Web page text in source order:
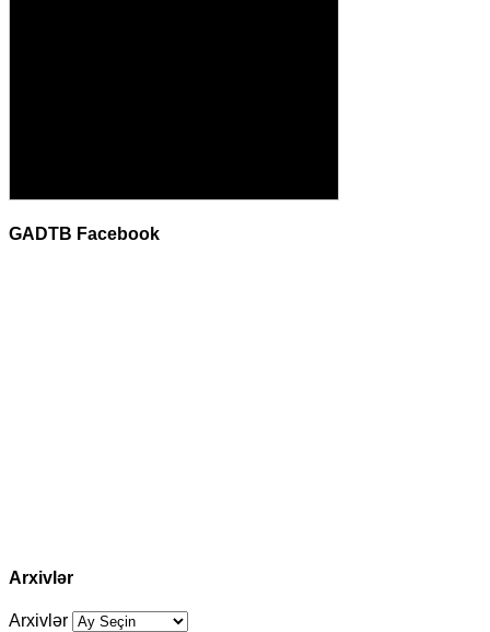
GADTB Facebook
Arxivlər
Arxivlər